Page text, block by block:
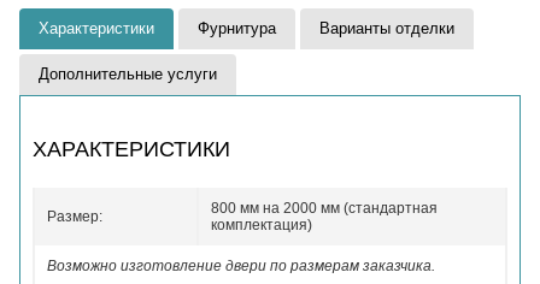
Характеристики Фурнитура Варианты отделки
Дополнительные услуги
ХАРАКТЕРИСТИКИ
Размер:
800 мм на 2000 мм (стандартная
комплектация)
Возможно изготовление двери по размерам заказчика.